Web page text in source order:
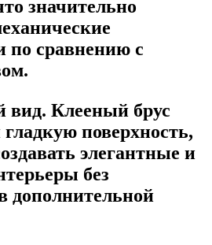
значительно
по сравнению с
вид. Клееный брус
поверхность,
элегантные и
без
дополнительной